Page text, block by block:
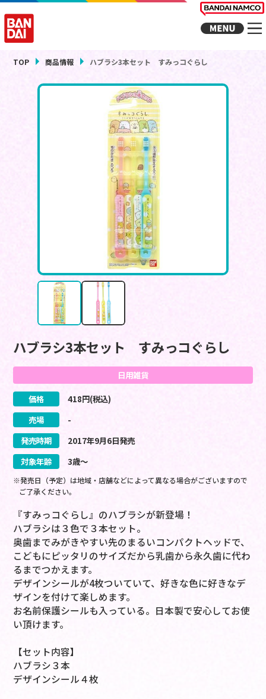
TOP 商品情報 ハブラシ3本セット すみっコぐらし
ハブラシ3本セット すみっコぐらし
日用雑貨
価格 418円(税込)
売場
-
発売時期
2017年9月6日発売
対象年齢
3歳～
※発売日（予定）は地域・店舗などによって異なる場合がございますので
ご了承ください。
『すみっコぐらし』のハブラシが新登場！
ハブラシは３色で３本セット。
奥歯までみがきやすい先のまるいコンパクトヘッドで、
こどもにピッタリのサイズだから乳歯から永久歯に代わ
るまでつかえます。
デザインシールが4枚ついていて、好きな色に好きなデ
ザインを付けて楽しめます。
お名前保護シールも入っている。日本製で安心してお使
い頂けます。
【セット内容】
ハブラシ３本
デザインシール４枚